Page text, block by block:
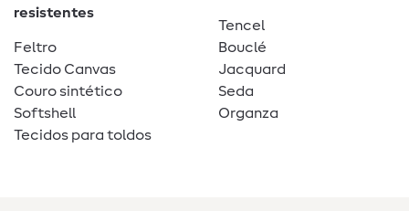
resistentes
Feltro
Tecido Canvas
Couro sintético
Softshell
Tecidos para toldos
Tencel
Bouclé
Jacquard
Seda
Organza